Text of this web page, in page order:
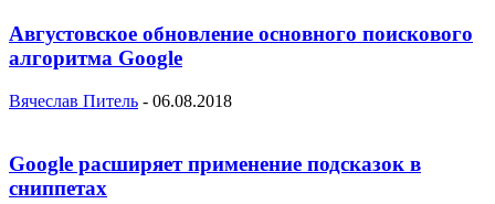
Августовское обновление основного поискового
алгоритма Google
Вячеслав Питель - 06.08.2018
Google расширяет применение подсказок в
сниппетах